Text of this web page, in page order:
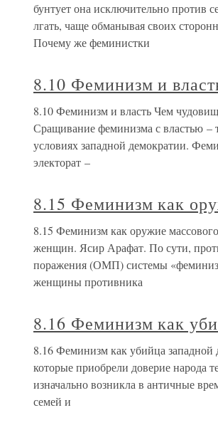
бунтует она исключительно против
лгать, чаще обманывая своих
Почему же феминистки
8.10 Феминизм и
8.10 Феминизм и власть Чем
Сращивание феминизма с властью –
условиях западной демократии.
электорат –
8.15 Феминизм как
8.15 Феминизм как оружие
женщин. Ясир Арафат. По сути,
поражения (ОМП) системы
женщины противника
8.16 Феминизм как
8.16 Феминизм как убийца западной
которые приобрели доверие народа
изначально возникла в античные
семей и